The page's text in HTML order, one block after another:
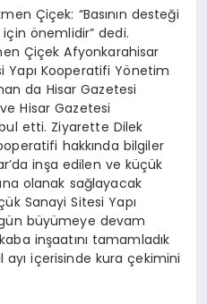
Çiçek: “Basının desteği
için önemlidir” dedi.
Çiçek Afyonkarahisar
Yapı Kooperatifi Yönetim
da Hisar Gazetesi
Hisar Gazetesi
etti. Ziyarette Dilek
hakkında bilgiler
inşa edilen ve küçük
olanak sağlayacak
Sanayi Sitesi Yapı
büyümeye devam
inşaatını tamamladık
içerisinde kura çekimini